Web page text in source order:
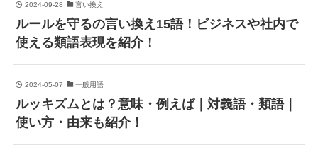
2024-09-28 言い換え
ルールを守るの言い換え15語！ビジネスや社内で
使える類語表現を紹介！
2024-05-07 一般用語
ルッキズムとは？意味・例えば｜対義語・類語｜
使い方・由来も紹介！